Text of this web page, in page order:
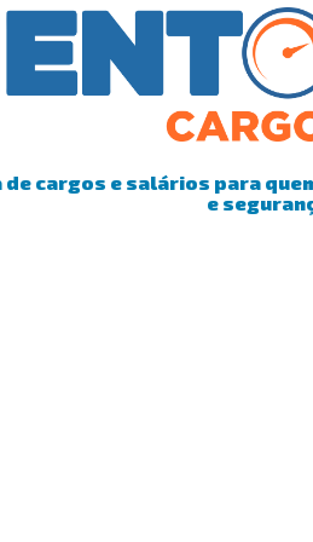
de cargos e salários para
e